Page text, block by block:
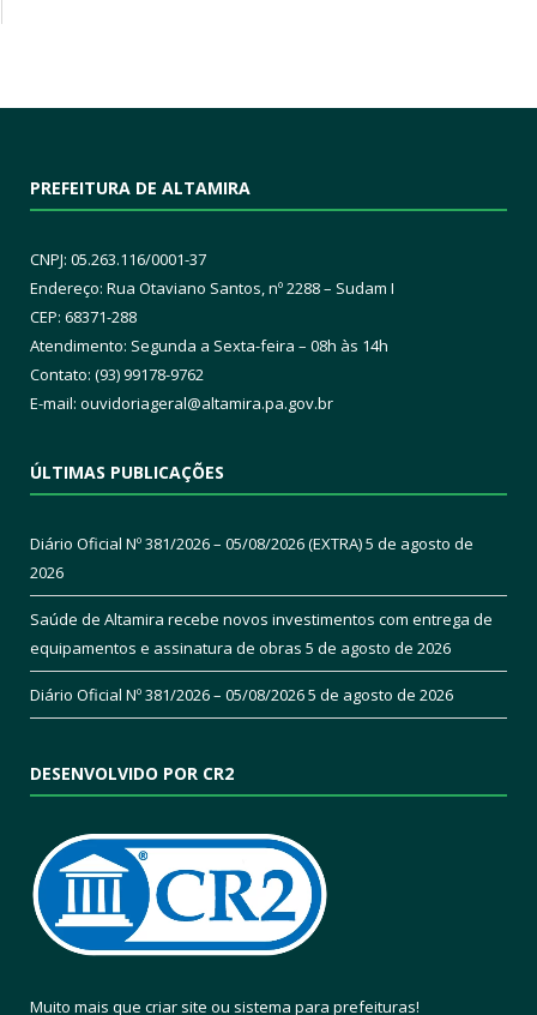
PREFEITURA DE ALTAMIRA
CNPJ: 05.263.116/0001-37
Endereço: Rua Otaviano Santos, nº 2288 – Sudam I
CEP: 68371-288
Atendimento: Segunda a Sexta-feira – 08h às 14h
Contato: (93) 99178-9762
E-mail: ouvidoriageral@altamira.pa.gov.br
ÚLTIMAS PUBLICAÇÕES
Diário Oficial Nº 381/2026 – 05/08/2026 (EXTRA)5 de agosto de
2026
Saúde de Altamira recebe novos investimentos com entrega de
equipamentos e assinatura de obras 5 de agosto de 2026
Diário Oficial Nº 381/2026 – 05/08/20265 de agosto de 2026
DESENVOLVIDO POR CR2
Muito mais que criar site ou sistema para prefeituras!